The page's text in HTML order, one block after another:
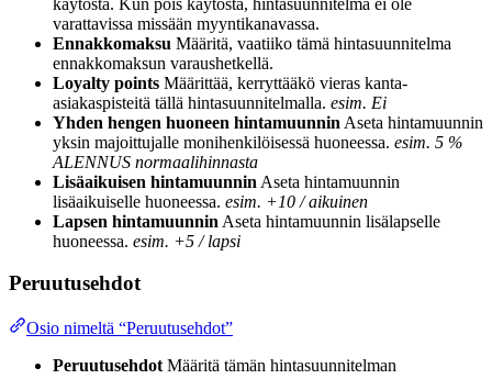
varattavissa missään myyntikanavassa.
Ennakkomaksu Määritä, vaatiiko tämä hintasuunnitelma
ennakkomaksun varaushetkellä.
Loyalty points Määrittää, kerryttääkö vieras kanta-
asiakaspisteitä tällä hintasuunnitelmalla. esim. Ei
Yhden hengen huoneen hintamuunnin Aseta hintamuunnin
yksin majoittujalle monihenkilöisessä huoneessa. esim. 5 %
ALENNUS normaalihinnasta
Lisäaikuisen hintamuunnin Aseta hintamuunnin
lisäaikuiselle huoneessa. esim. +10 / aikuinen
Lapsen hintamuunnin Aseta hintamuunnin lisälapselle
huoneessa. esim. +5 / lapsi
Peruutusehdot
Osio nimeltä “Peruutusehdot”
Peruutusehdot Määritä tämän hintasuunnitelman